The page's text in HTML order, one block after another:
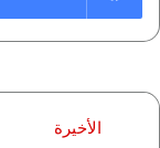
الأخيرة